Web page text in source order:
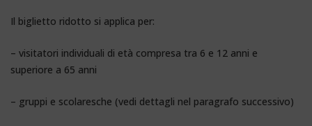
Il biglietto ridotto si applica per:
– visitatori individuali di età compresa tra 6 e 12 anni e
superiore a 65 anni
– gruppi e scolaresche (vedi dettagli nel paragrafo successivo)